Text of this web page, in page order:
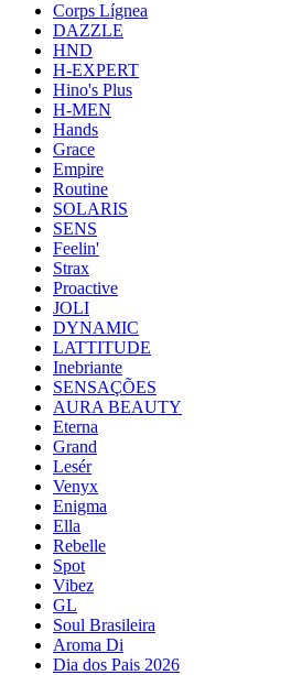
Corps Lígnea
DAZZLE
HND
H-EXPERT
Hino's Plus
H-MEN
Hands
Grace
Empire
Routine
SOLARIS
SENS
Feelin'
Strax
Proactive
JOLI
DYNAMIC
LATTITUDE
Inebriante
SENSAÇÕES
AURA BEAUTY
Eterna
Grand
Lesér
Venyx
Enigma
Ella
Rebelle
Spot
Vibez
GL
Soul Brasileira
Aroma Di
Dia dos Pais 2026